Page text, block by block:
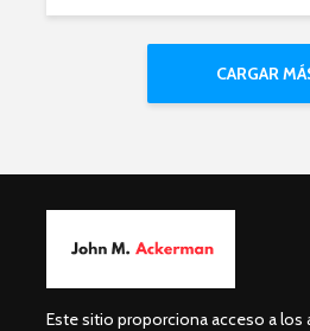
CARGAR
Este sitio proporciona acceso a los